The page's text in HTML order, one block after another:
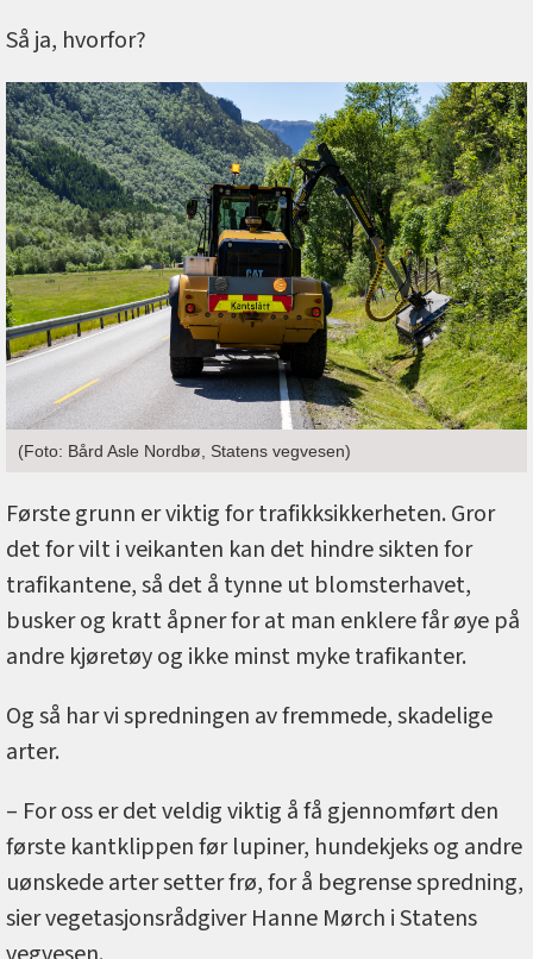
Så ja, hvorfor?
(Foto: Bård Asle Nordbø, Statens vegvesen)
Første grunn er viktig for trafikksikkerheten. Gror
det for vilt i veikanten kan det hindre sikten for
trafikantene, så det å tynne ut blomsterhavet,
busker og kratt åpner for at man enklere får øye på
andre kjøretøy og ikke minst myke trafikanter.
Og så har vi spredningen av fremmede, skadelige
arter.
– For oss er det veldig viktig å få gjennomført den
første kantklippen før lupiner, hundekjeks og andre
uønskede arter setter frø, for å begrense spredning,
sier vegetasjonsrådgiver Hanne Mørch i Statens